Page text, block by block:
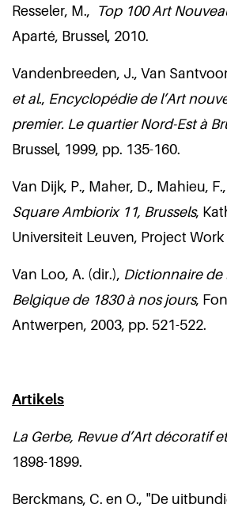
Resseler, M., Top 100 Art
Aparté, Brussel, 2010.
Vandenbreeden, J., Van
et al., Encyclopédie de l’Art
premier. Le quartier Nord-Est à
Brussel, 1999, pp. 135-160.
Van Dijk, P., Maher, D., Mahieu, F.,
Square Ambiorix 11, Brussels,
Universiteit Leuven, Project Work
Van Loo, A. (dir.), Dictionnaire de
Belgique de 1830 à nos jours,
Antwerpen, 2003, pp. 521-522.
Artikels
La Gerbe, Revue d’Art décoratif
1898-1899.
Berckmans, C. en O., "De